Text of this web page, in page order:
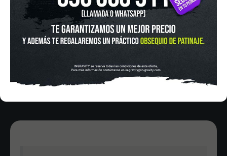
in-gravity@in-gravity.com
HORARIO
Lunes a Viernes de 12:00 - 20:30
Sabado De 10:00 - 20:30